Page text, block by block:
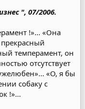
", 07/2006.
!»... «Она
темперамент, он
отсутствует
«О, я бы
собаку с
!»...